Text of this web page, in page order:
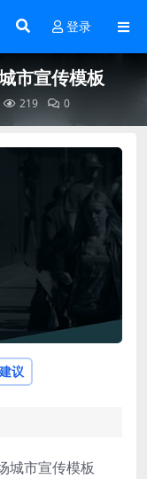
登录
市宣传模板
219 0
议
城市宣传模板